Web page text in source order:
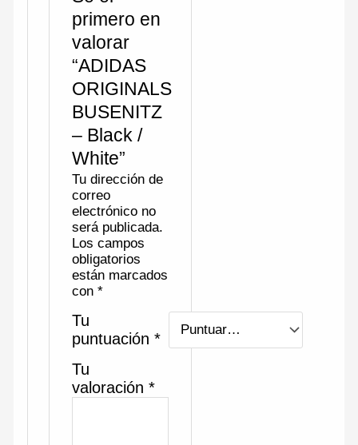
primero en
valorar
“ADIDAS
ORIGINALS
BUSENITZ
– Black /
White”
Tu dirección de
correo
electrónico no
será publicada.
Los campos
obligatorios
están marcados
con*
Tu
puntuación*
Tu
valoración*